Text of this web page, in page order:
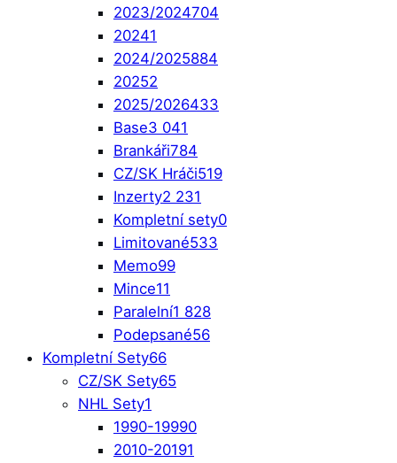
2023/2024704
20241
2024/2025884
20252
2025/2026433
Base3 041
Brankáři784
CZ/SK Hráči519
Inzerty2 231
Kompletní sety0
Limitované533
Memo99
Mince11
Paralelní1 828
Podepsané56
Kompletní Sety66
CZ/SK Sety65
NHL Sety1
1990-19990
2010-20191